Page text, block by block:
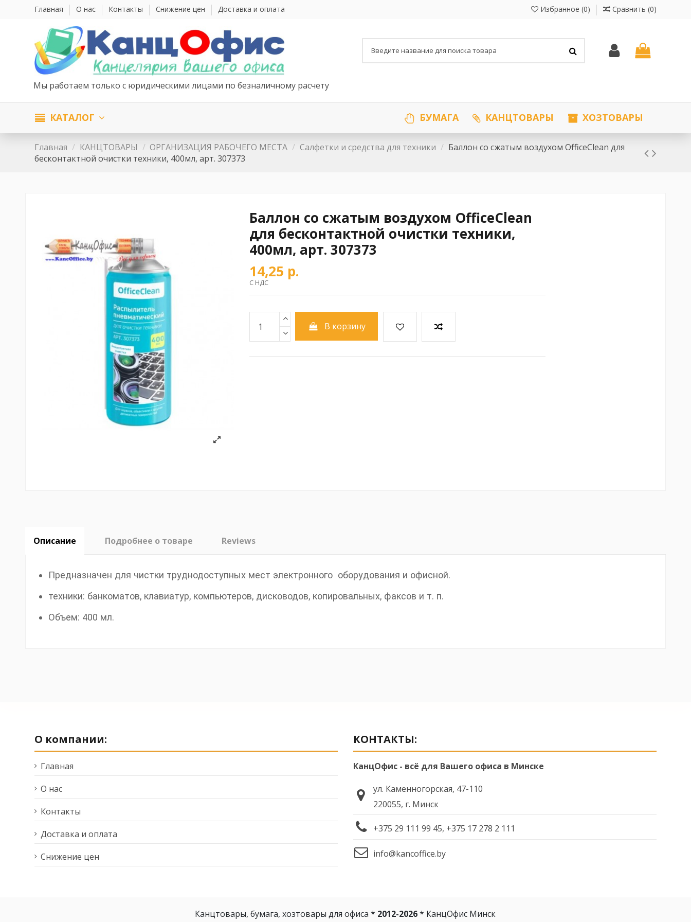
Главная О нас Контакты Снижение цен Доставка и оплата Избранное (0) Сравнить (0)
Мы работаем только с юридическими лицами по безналичному расчету
КАТАЛОГ ХОЗТОВАРЫ
КАНЦТОВАРЫ
БУМАГА
Главная КАНЦТОВАРЫ ОРГАНИЗАЦИЯ РАБОЧЕГО МЕСТА Салфетки и средства для техники
Баллон со сжатым воздухом OfficeClean для
бесконтактной очистки техники, 400мл, арт. 307373
Баллон со сжатым воздухом OfficeClean
для бесконтактной очистки техники,
400мл, арт. 307373
14,25 р.
С НДС
В корзину
Описание Подробнее о товаре Reviews
Предназначен для чистки труднодоступных мест электронного оборудования и офисной.
техники: банкоматов, клавиатур, компьютеров, дисководов, копировальных, факсов и т. п.
Объем: 400 мл.
О компании:
Главная
О нас
Контакты
Доставка и оплата
Снижение цен
КОНТАКТЫ:
КанцОфис - всё для Вашего офиса в Минске
ул. Каменногорская, 47-110
220055, г. Минск
+375 29 111 99 45, +375 17 278 2 111
info@kancoffice.by
Канцтовары, бумага, хозтовары для офиса * 2012-2026* КанцОфис Минск